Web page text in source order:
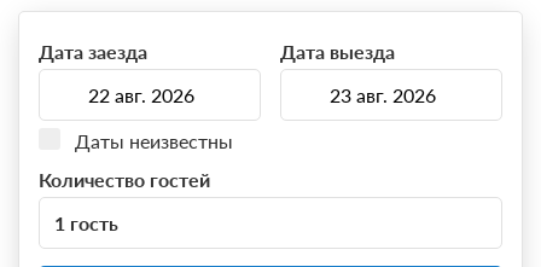
Дата заезда Дата выезда
Даты неизвестны
Количество гостей
1 гость